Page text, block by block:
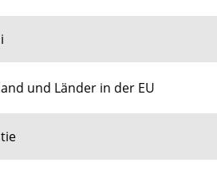
und Länder in der EU